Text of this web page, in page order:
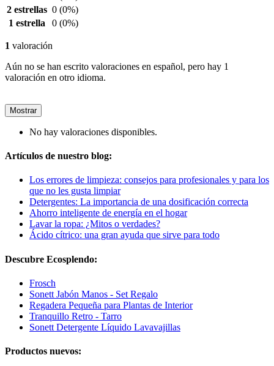
2 estrellas 0 (0%)
1 estrella
0 (0%)
1 valoración
Aún no se han escrito valoraciones en español, pero hay 1
valoración en otro idioma.
Mostrar
No hay valoraciones disponibles.
Artículos de nuestro blog:
Los errores de limpieza: consejos para profesionales y para los
que no les gusta limpiar
Detergentes: La importancia de una dosificación correcta
Ahorro inteligente de energía en el hogar
Lavar la ropa: ¿Mitos o verdades?
Ácido cítrico: una gran ayuda que sirve para todo
Descubre Ecosplendo:
Frosch
Sonett Jabón Manos - Set Regalo
Regadera Pequeña para Plantas de Interior
Tranquillo Retro - Tarro
Sonett Detergente Líquido Lavavajillas
Productos nuevos: